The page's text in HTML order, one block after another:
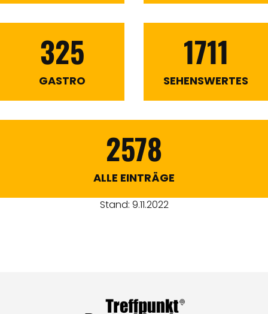
325
GASTRO
1711
SEHENSWERTES
2578
ALLE EINTRÄGE
Stand: 9.11.2022